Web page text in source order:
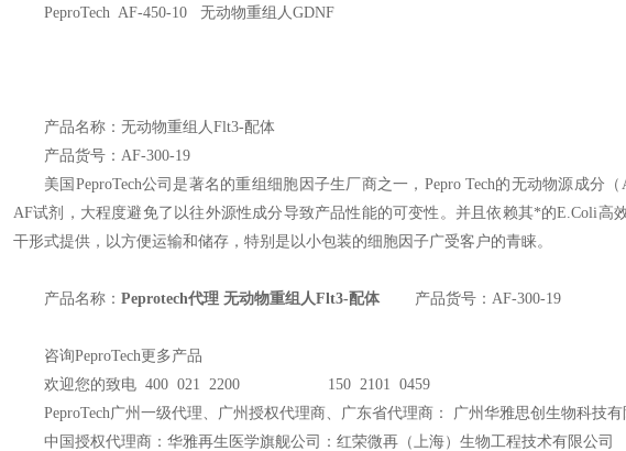
PeproTech AF-450-10 无动物重组人GDNF
产品名称：无动物重组人Flt3-配体
产品货号：AF-300-19
美国PeproTech公司是著名的重组细胞因子生厂商之一，Pepro Tech的无动物源成分
AF试剂，大程度避免了以往外源性成分导致产品性能的可变性。并且依赖其*的E.Coli高
干形式提供，以方便运输和储存，特别是以小包装的细胞因子广受客户的青睐。
产品名称： Peprotech代理 无动物重组人Flt3-配体产品货号：AF-300-19
咨询PeproTech更多产品
欢迎您的致电 400 021 2200 150 2101 0459
PeproTech广州一级代理、广州授权代理商、广东省代理商： 广州华雅思创生物科技有
中国授权代理商：华雅再生医学旗舰公司：红荣微再（上海）生物工程技术有限公司